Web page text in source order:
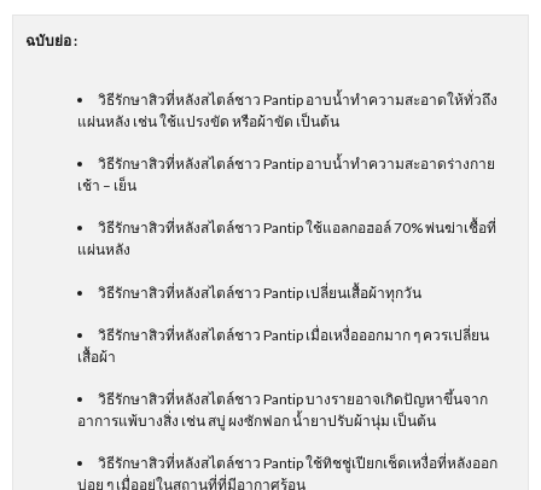
ฉบับย่อ:
วิธีรักษาสิวที่หลังสไตล์ชาว Pantip อาบน้ำทำความสะอาดให้ทั่วถึง
แผ่นหลัง เช่น ใช้แปรงขัด หรือผ้าขัด เป็นต้น
วิธีรักษาสิวที่หลังสไตล์ชาว Pantip อาบน้ำทำความสะอาดร่างกาย
เช้า – เย็น
วิธีรักษาสิวที่หลังสไตล์ชาว Pantip ใช้แอลกอฮอล์ 70% พ่นฆ่าเชื้อที่
แผ่นหลัง
วิธีรักษาสิวที่หลังสไตล์ชาว Pantip เปลี่ยนเสื้อผ้าทุกวัน
วิธีรักษาสิวที่หลังสไตล์ชาว Pantip เมื่อเหงื่อออกมาก ๆ ควรเปลี่ยน
เสื้อผ้า
วิธีรักษาสิวที่หลังสไตล์ชาว Pantip บางรายอาจเกิดปัญหาขึ้นจาก
อาการแพ้บางสิ่ง เช่น สบู่ ผงซักฟอก น้ำยาปรับผ้านุ่ม เป็นต้น
วิธีรักษาสิวที่หลังสไตล์ชาว Pantip ใช้ทิชชู่เปียกเช็ดเหงื่อที่หลังออก
บ่อย ๆ เมื่ออยู่ในสถานที่ที่มีอากาศร้อน